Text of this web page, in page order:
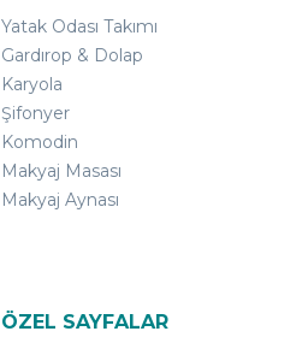
Yatak Odası Takımı
Gardırop & Dolap
Karyola
Şifonyer
Komodin
Makyaj Masası
Makyaj Aynası
ÖZEL SAYFALAR